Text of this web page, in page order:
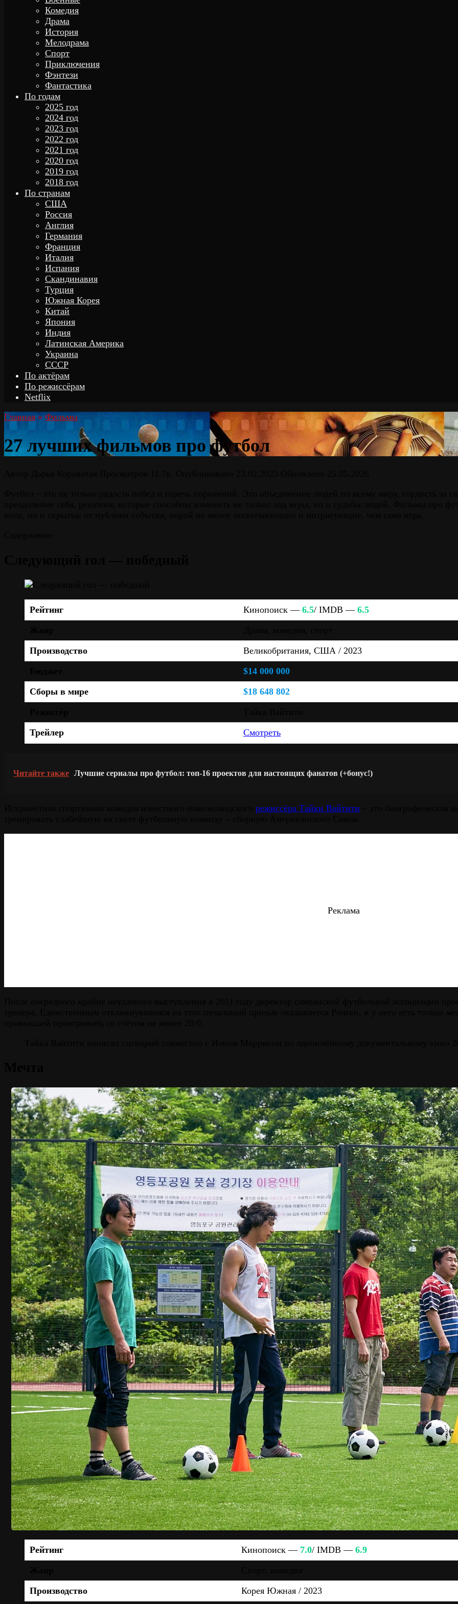
Комедия
Драма
История
Мелодрама
Спорт
Приключения
Фэнтези
Фантастика
По годам
2025 год
2024 год
2023 год
2022 год
2021 год
2020 год
2019 год
2018 год
По странам
США
Россия
Англия
Германия
Франция
Италия
Испания
Скандинавия
Турция
Южная Корея
Китай
Япония
Индия
Латинская Америка
Украина
СССР
По актёрам
По режиссёрам
Netflix
Главная » Фильмы
27 лучших фильмов про футбол
Рейтинг Кинопоиск — 6.5/ IMDB —6.5
Производство
Великобритания, США / 2023
$14 000 000
Сборы в мире
$18 648 802
Трейлер
Смотреть
Читайте также Лучшие сериалы про футбол: топ-16 проектов для настоящих фанатов (+бонус!)
режиссёра Тайки Вайтити
Реклама
Рейтинг Кинопоиск — 7.0/ IMDB —6.9
Производство
Корея Южная / 2023